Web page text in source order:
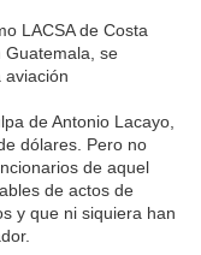
LACSA de Costa
Guatemala, se
aviación
de Antonio Lacayo,
dólares. Pero no
de aquel
de actos de
y que ni siquiera han